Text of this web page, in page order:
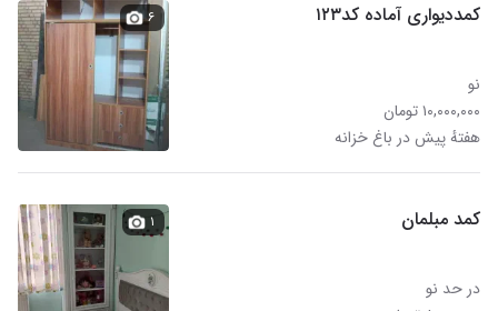
کمددیواری آماده کد۱۲۳
نو
۱۰,۰۰۰,۰۰۰ تومان
هفتهٔ پیش در باغ خزانه
۶
کمد مبلمان
در حد نو
۱